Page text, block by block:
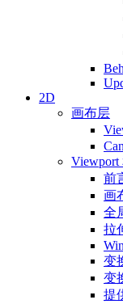
2D
画布层
前
画
全
拉
变
变
提